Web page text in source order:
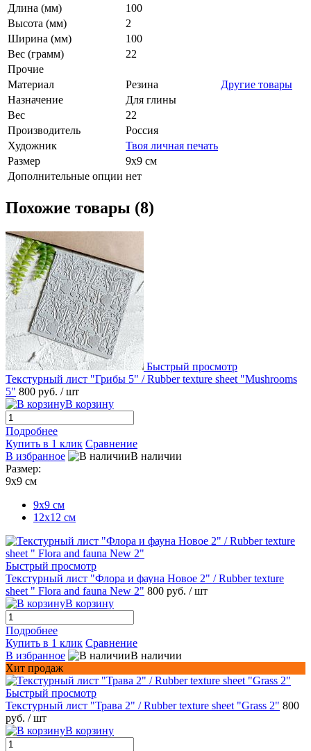
Длина (мм)
100
Высота (мм)
2
Ширина (мм)
100
Вес (грамм)
22
Прочие
Материал
Резина
Другие товары
Назначение
Для глины
Вес
22
Производитель
Россия
Художник
Твоя личная печать
Размер
9х9 см
Дополнительные опции нет
Похожие товары (8)
Быстрый просмотр
Текстурный лист "Грибы 5" / Rubber texture sheet "Mushrooms
5" 800 руб. / шт
В корзину
Подробнее
Купить в 1 клик Сравнение
В избранное
В наличии
Размер:
9х9 см
9х9 см
12х12 см
Быстрый просмотр
Текстурный лист "Флора и фауна Новое 2" / Rubber texture
sheet " Flora and fauna New 2" 800 руб. / шт
В корзину
Подробнее
Купить в 1 клик Сравнение
В избранное
В наличии
Хит продаж
Быстрый просмотр
Текстурный лист "Трава 2" / Rubber texture sheet "Grass 2" 800
руб. / шт
В корзину